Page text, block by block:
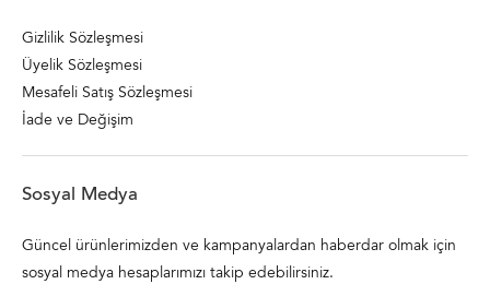
Gizlilik Sözleşmesi
Üyelik Sözleşmesi
Mesafeli Satış Sözleşmesi
İade ve Değişim
Sosyal Medya
Güncel ürünlerimizden ve kampanyalardan haberdar olmak için
sosyal medya hesaplarımızı takip edebilirsiniz.